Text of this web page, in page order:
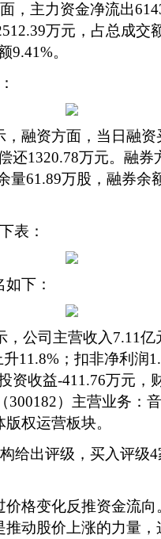
，主力资金净流出
万元，占总成交
9.41%。
，融资方面，当日融资
还1320.78万元。融券
量61.89万股，融券余
表：
下：
，公司主营收入7.11
11.8%；扣非净利润
资收益-411.76万元，
（300182）主营业务：
权运营板块。
给出评级，买入评级
格变化反推资金流
动股价上涨的力量